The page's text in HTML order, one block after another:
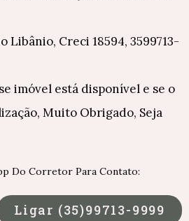
Libânio, Creci 18594, 3599713-
imóvel está disponível e se o
Muito Obrigado, Seja
Do Corretor Para Contato:
Ligar (35)99713-9999